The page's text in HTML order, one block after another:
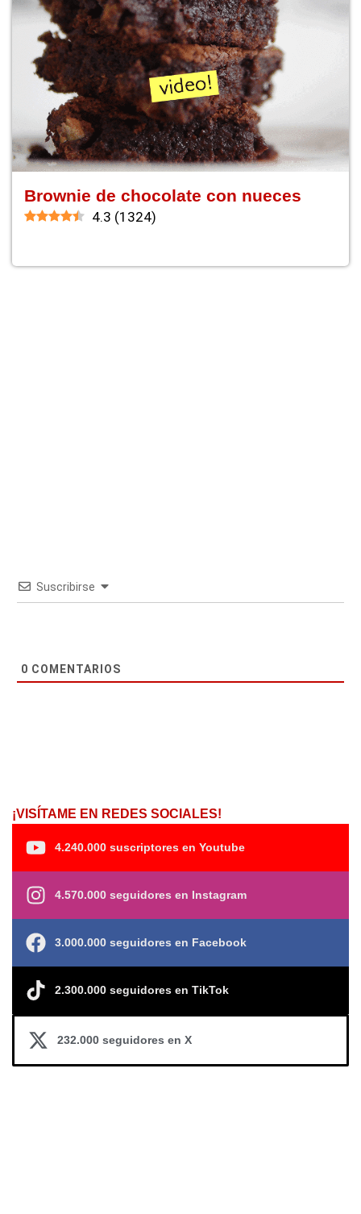
Brownie de chocolate con nueces
4.3 (1324)
Suscribirse
0 COMENTARIOS
¡VISÍTAME EN REDES SOCIALES!
4.240.000 suscriptores en Youtube
4.570.000 seguidores en Instagram
3.000.000 seguidores en Facebook
2.300.000 seguidores en TikTok
232.000 seguidores en X